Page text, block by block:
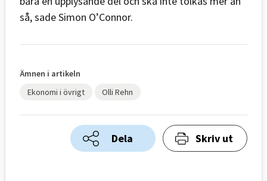
så, sade Simon O’Connor.
Ämnen i artikeln
Ekonomi i övrigt
Olli Rehn
Dela Skriv ut